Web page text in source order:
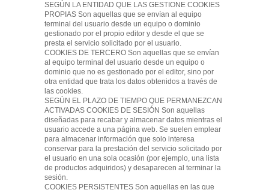
SEGÚN LA ENTIDAD QUE LAS GESTIONE COOKIES
PROPIAS Son aquellas que se envían al equipo
terminal del usuario desde un equipo o dominio
gestionado por el propio editor y desde el que se
presta el servicio solicitado por el usuario.
COOKIES DE TERCERO Son aquellas que se envían
al equipo terminal del usuario desde un equipo o
dominio que no es gestionado por el editor, sino por
otra entidad que trata los datos obtenidos a través de
las cookies.
SEGÚN EL PLAZO DE TIEMPO QUE PERMANEZCAN
ACTIVADAS COOKIES DE SESIÓN Son aquellas
diseñadas para recabar y almacenar datos mientras el
usuario accede a una página web. Se suelen emplear
para almacenar información que solo interesa
conservar para la prestación del servicio solicitado por
el usuario en una sola ocasión (por ejemplo, una lista
de productos adquiridos) y desaparecen al terminar la
sesión.
COOKIES PERSISTENTES Son aquellas en las que